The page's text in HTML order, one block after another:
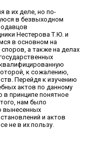
в их деле, но по-
в безвыходном
Нестерова Т.Ю. и
в основном на
а также на делах
к сожалению,
Перейдя к изучению
актов по данному
принципе понятное
нам было
вынесенных
и актов
не в их пользу.